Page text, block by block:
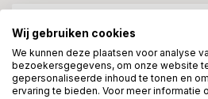
Meer informatie?
Wij gebruiken cookies
We kunnen deze plaatsen voor analyse
bezoekersgegevens, om onze website
gepersonaliseerde inhoud te tonen en
ervaring te bieden. Voor meer informatie